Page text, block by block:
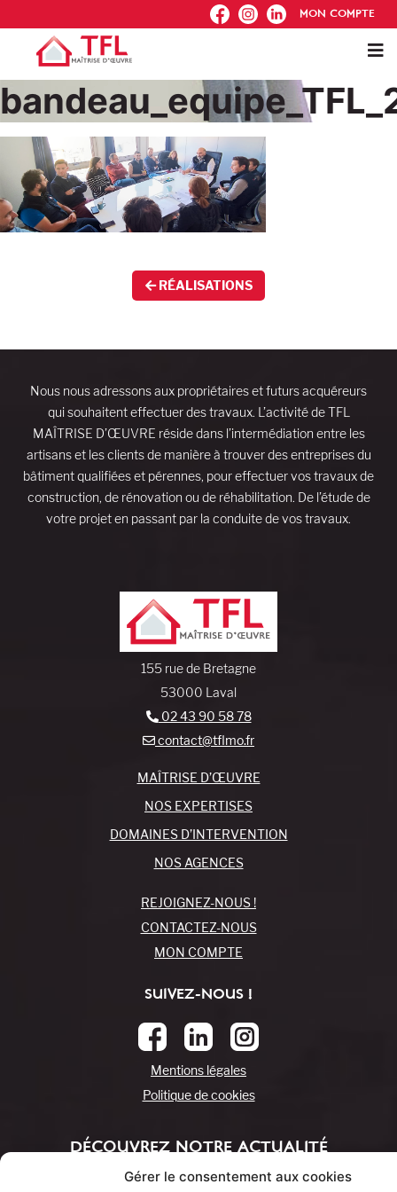
Gérer le consentement aux cookies
FB IG IN MON COMPTE
RÉALISATIONS
Nous nous adressons aux propriétaires et futurs acquéreurs
qui souhaitent effectuer des travaux. L’activité de TFL
MAÎTRISE D’ŒUVRE réside dans l’intermédiation entre les
artisans et les clients de manière à trouver des entreprises du
bâtiment qualifiées et pérennes, pour effectuer vos travaux de
construction, de rénovation ou de réhabilitation. De l’étude de
votre projet en passant par la conduite de vos travaux.
155 rue de Bretagne
53000 Laval
02 43 90 58 78
contact@tflmo.fr
MAÎTRISE D’ŒUVRE
NOS EXPERTISES
DOMAINES D’INTERVENTION
NOS AGENCES
REJOIGNEZ-NOUS !
CONTACTEZ-NOUS
MON COMPTE
SUIVEZ-NOUS !
Mentions légales
Politique de cookies
DÉCOUVREZ NOTRE ACTUALITÉ